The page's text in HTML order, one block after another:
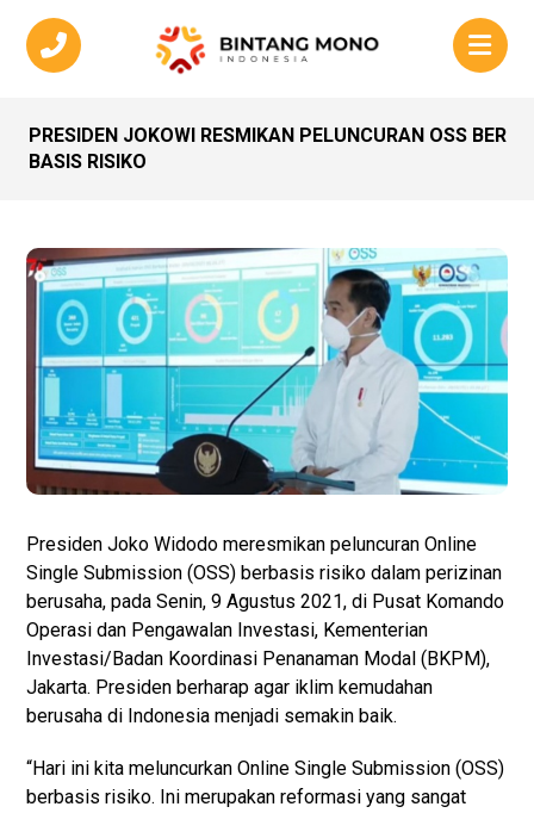
PRESIDEN JOKOWI RESMIKAN PELUNCURAN OSS BER
BASIS RISIKO
Presiden Joko Widodo meresmikan peluncuran Online
Single Submission (OSS) berbasis risiko dalam perizinan
berusaha, pada Senin, 9 Agustus 2021, di Pusat Komando
Operasi dan Pengawalan Investasi, Kementerian
Investasi/Badan Koordinasi Penanaman Modal (BKPM),
Jakarta. Presiden berharap agar iklim kemudahan
berusaha di Indonesia menjadi semakin baik.
“Hari ini kita meluncurkan Online Single Submission (OSS)
berbasis risiko. Ini merupakan reformasi yang sangat